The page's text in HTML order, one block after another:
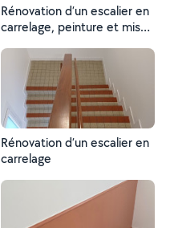
Rénovation d’un escalier en
carrelage, peinture et mise
Rénovation d’un escalier en
carrelage